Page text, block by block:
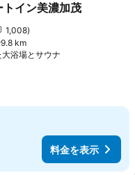
入りに追加
トイン美濃加茂
1,008
km
浴場とサウナ
料金を表示